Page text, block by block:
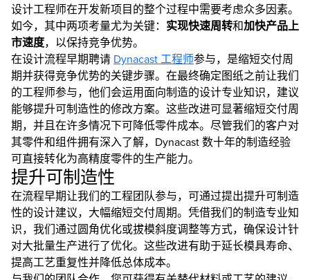
设计工程师在开发新项目的整个过程中需要考虑众多因素。
如今，其中两项考量尤为关键： 实现快速周转和加快产品上
市速度，以保持竞争优势。
在设计流程早期聘请 Dynacast 工程师参与，是缩短交付周
期并获得竞争优势的关键步骤。在最终确定图纸之前让我们
的工程师参与，他们会运用面向制造的设计专业知识，建议
能够提升可制造性的修改方案。这些改进可显著缩短交付周
期，并且在许多情况下可降低零件成本。尽管我们的客户对
其零件和组件拥有深入了解，Dynacast 数十年的制造经验
可直接转化为高精度零件的生产能力。
提升可制造性
在流程早期让我们的工程团队参与，可通过提出提升可制造
性的设计建议，大幅缩短交付周期。凭借我们的制造专业知
识，我们通过圆角优化或拔模斜度调整等方式，确保设计针
对大批量生产进行了优化。这些改进有助于延长模具寿命、
提高工艺重复性并降低总体成本。